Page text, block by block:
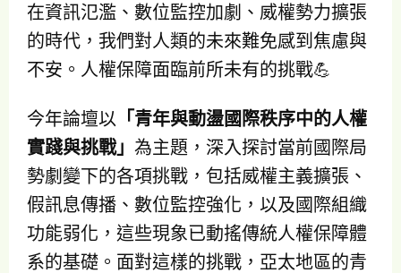
在資訊氾濫、數位監控加劇、威權勢力擴張
的時代，我們對人類的未來難免感到焦慮與
不安。人權保障面臨前所未有的挑戰💪
今年論壇以 「青年與動盪國際秩序中的人權
實踐與挑戰」 為主題，深入探討當前國際局
勢劇變下的各項挑戰，包括威權主義擴張、
假訊息傳播、數位監控強化，以及國際組織
功能弱化，這些現象已動搖傳統人權保障體
系的基礎。面對這樣的挑戰，亞太地區的青